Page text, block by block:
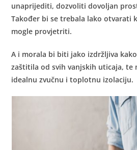
unaprijediti, dozvoliti dovoljan
Također bi se trebala lako otvarati
mogle provjetriti.
A i morala bi biti jako izdržljiva
zaštitila od svih vanjskih uticaja, te
idealnu zvučnu i toplotnu izolaciju.